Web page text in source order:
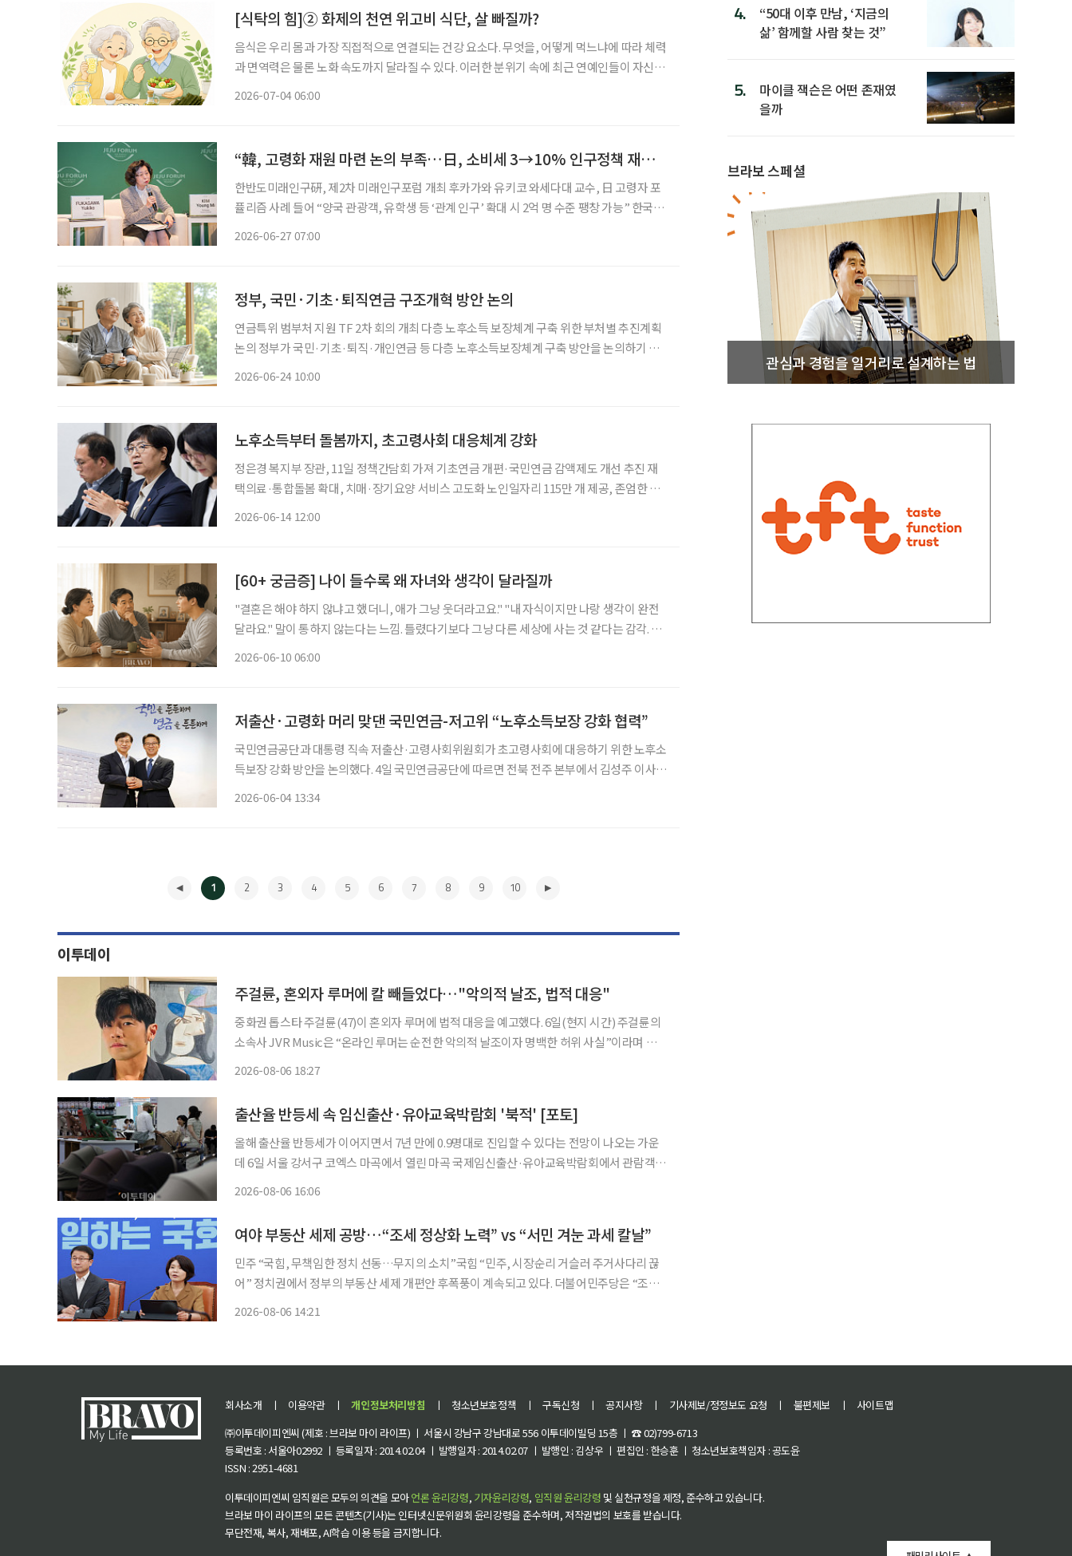
[식탁의 힘]② 화제의 천연 위고비 식단, 살 빠질까?
음식은 우리 몸과 가장 직접적으로 연결되는 건강 요소다. 무엇을, 어떻게 먹느냐에 따라 체력
과 면역력은 물론 노화 속도까지 달라질 수 있다. 이러한 분위기 속에 최근 연예인들이 자신의
2026-07-04 06:00
“韓, 고령화 재원 마련 논의 부족…日, 소비세 3→10% 인구정책 재원 준비”
한반도미래인구硏, 제2차 미래인구포럼 개최 후카가와 유키코 와세다대 교수, 日 고령자 포
퓰리즘 사례 들어 “양국 관광객, 유학생 등 ‘관계 인구’ 확대 시 2억 명 수준 팽창 가능” 한국이
2026-06-27 07:00
정부, 국민·기초·퇴직연금 구조개혁 방안 논의
연금특위 범부처 지원 TF 2차 회의 개최 다층 노후소득 보장체계 구축 위한 부처별 추진계획
논의 정부가 국민·기초·퇴직·개인연금 등 다층 노후소득보장체계 구축 방안을 논의하기 위
2026-06-24 10:00
노후소득부터 돌봄까지, 초고령사회 대응체계 강화
정은경 복지부 장관, 11일 정책간담회 가져 기초연금 개편·국민연금 감액제도 개선 추진 재
택의료·통합돌봄 확대, 치매·장기요양 서비스 고도화 노인일자리 115만 개 제공, 존엄한 임
2026-06-14 12:00
[60+ 궁금증] 나이 들수록 왜 자녀와 생각이 달라질까
"결혼은 해야 하지 않냐고 했더니, 애가 그냥 웃더라고요." "내 자식이지만 나랑 생각이 완전
달라요." 말이 통하지 않는다는 느낌. 틀렸다기보다 그냥 다른 세상에 사는 것 같다는 감각. 나
2026-06-10 06:00
저출산·고령화 머리 맞댄 국민연금-저고위 “노후소득보장 강화 협력”
국민연금공단과 대통령 직속 저출산·고령사회위원회가 초고령사회에 대응하기 위한 노후소
득보장 강화 방안을 논의했다. 4일 국민연금공단에 따르면 전북 전주 본부에서 김성주 이사장
2026-06-04 13:34
1 2 3 4 5 6 7 8 9 10
이투데이
주걸륜, 혼외자 루머에 칼 빼들었다…"악의적 날조, 법적 대응"
중화권 톱스타 주걸륜(47)이 혼외자 루머에 법적 대응을 예고했다. 6일(현지 시간) 주걸륜의
소속사 JVR Music은 “온라인 루머는 순전한 악의적 날조이자 명백한 허위 사실”이라며 혼외
2026-08-06 18:27
출산율 반등세 속 임신출산·유아교육박람회 '북적' [포토]
올해 출산율 반등세가 이어지면서 7년 만에 0.9명대로 진입할 수 있다는 전망이 나오는 가운
데 6일 서울 강서구 코엑스 마곡에서 열린 마곡 국제임신출산·유아교육박람회에서 관람객들
2026-08-06 16:06
여야 부동산 세제 공방…“조세 정상화 노력” vs “서민 겨눈 과세 칼날”
민주 “국힘, 무책임한 정치 선동…무지의 소치”국힘 “민주, 시장순리 거슬러 주거사다리 끊
어” 정치권에서 정부의 부동산 세제 개편안 후폭풍이 계속되고 있다. 더불어민주당은 “조세
2026-08-06 14:21
4.
“50대 이후 만남, ‘지금의
삶’ 함께할 사람 찾는 것”
5.
마이클 잭슨은 어떤 존재였
을까
브라보 스페셜
관심과 경험을 일거리로 설계하는 법
회사소개 ㅣ 이용약관 ㅣ 개인정보처리방침 ㅣ 청소년보호정책 ㅣ 구독신청 ㅣ 공지사항 ㅣ 기사제보/정정보도 요청 ㅣ 불편제보 ㅣ
사이트맵
㈜이투데이피엔씨 (제호 : 브라보 마이 라이프) ㅣ 서울시 강남구 강남대로 556 이투데이빌딩 15층 ㅣ ☎ 02)799-6713
등록번호 : 서울아02992 ㅣ 등록일자 : 2014.02.04 ㅣ 발행일자 : 2014.02.07 ㅣ 발행인 : 김상우 ㅣ 편집인 : 한승훈 ㅣ 청소년보호책임자 : 공도윤
ISSN : 2951-4681
이투데이피엔씨 임직원은 모두의 의견을 모아언론 윤리강령, 기자윤리강령, 임직원 윤리강령 및 실천규정을 제정, 준수하고 있습니다.
브라보 마이 라이프의 모든 콘텐츠(기사)는 인터넷신문위원회 윤리강령을 준수하며, 저작권법의 보호를 받습니다.
무단전재, 복사, 재배포, AI학습 이용 등을 금지합니다.